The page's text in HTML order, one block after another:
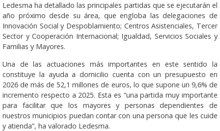
Ledesma ha detallado las principales partidas que se ejecutarán el
año próximo desde su área, que engloba las delegaciones de
Innovación Social y Despoblamiento; Centros Asistenciales, Tercer
Sector y Cooperación Internacional; Igualdad, Servicios Sociales y
Familias y Mayores.
Una de las actuaciones más importantes en este sentido la
constituye la ayuda a domicilio cuenta con un presupuesto en
2026 de más de 52,1 millones de euros, lo que supone un 9,6% de
incremento respecto a 2025. Esta es “una partida muy importante
para facilitar que los mayores y personas dependientes de
nuestros municipios puedan contar con una persona que les cuide
y atienda”, ha valorado Ledesma.